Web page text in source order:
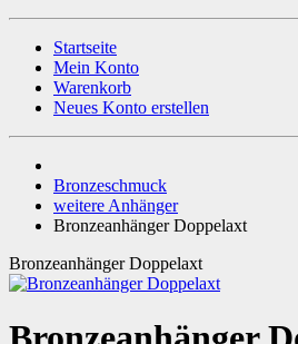
Startseite
Mein Konto
Warenkorb
Neues Konto erstellen
Bronzeschmuck
weitere Anhänger
Bronzeanhänger Doppelaxt
Bronzeanhänger Doppelaxt